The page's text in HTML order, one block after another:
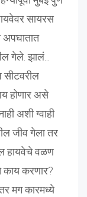
सायरस
अपघातात
गेले. झालं...
सीटवरील
होणार असे
अशी ग्वाही
जीव गेला तर
हायवेचे वळण
काय करणार?
मग कारमध्ये